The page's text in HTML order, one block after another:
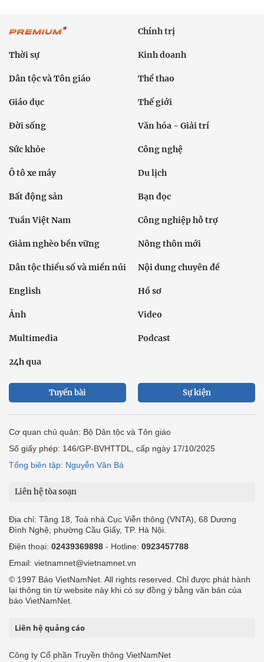
Chính trị
Thời sự Kinh doanh
Dân tộc và Tôn giáo Thể thao
Giáo dục Thế giới
Đời sống Văn hóa - Giải trí
Sức khỏe Công nghệ
Ô tô xe máy Du lịch
Bất động sản Bạn đọc
Tuần Việt Nam Công nghiệp hỗ trợ
Giảm nghèo bền vững Nông thôn mới
Dân tộc thiểu số và miền núi Nội dung chuyên đề
English Hồ sơ
Ảnh Video
Multimedia Podcast
24h qua
Tuyến bài Sự kiện
Cơ quan chủ quản: Bộ Dân tộc và Tôn giáo
Số giấy phép: 146/GP-BVHTTDL, cấp ngày 17/10/2025
Tổng biên tập: Nguyễn Văn Bá
Liên hệ tòa soạn
Địa chỉ: Tầng 18, Toà nhà Cục Viễn thông (VNTA), 68 Dương
Đình Nghệ, phường Cầu Giấy, TP. Hà Nội.
Điện thoại: 02439369898 - Hotline: 0923457788
Email: vietnamnet@vietnamnet.vn
© 1997 Báo VietNamNet. All rights reserved. Chỉ được phát hành
lại thông tin từ website này khi có sự đồng ý bằng văn bản của
báo VietNamNet.
Liên hệ quảng cáo
Công ty Cổ phần Truyền thông VietNamNet